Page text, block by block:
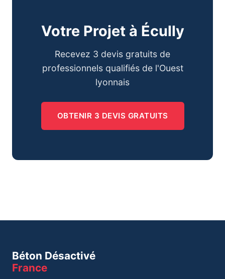
Votre Projet à Écully
Recevez 3 devis gratuits de
professionnels qualifiés de l'Ouest
lyonnais
OBTENIR 3 DEVIS GRATUITS
Béton Désactivé
France